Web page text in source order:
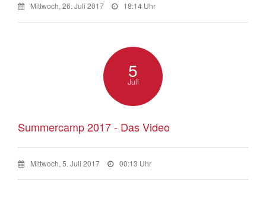
Mittwoch, 26. Juli 2017 18:14 Uhr
5
Juli
Summercamp 2017 - Das Video
Mittwoch, 5. Juli 2017 00:13 Uhr